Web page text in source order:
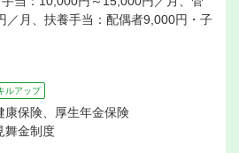
／月、扶養手当：配偶者9,000円・子
ルアップ
康保険、厚生年金保険
舞金制度